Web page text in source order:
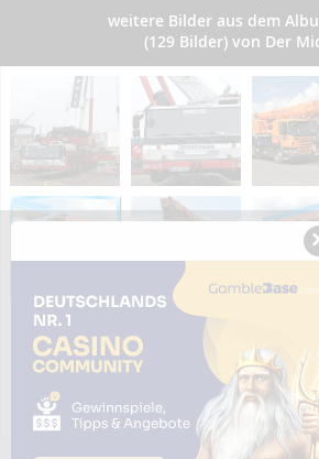
weitere Bilder aus dem
(129 Bilder) von Der